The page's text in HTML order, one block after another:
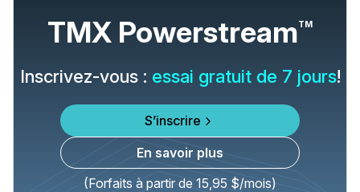
TMX PowerstreamTM
Inscrivez-vous : essai gratuit de 7 jours!
S’inscrire
En savoir plus
(Forfaits à partir de 15,95 $/mois)